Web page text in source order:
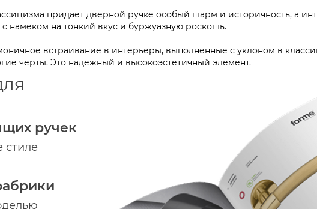
придаёт дверной ручке особый шарм и историчность, а
с намёком на тонкий вкус и буржуазную роскошь.
встраивание в интерьеры, выполненные с уклоном в
черты. Это надежный и высокоэстетичный элемент.
ручек
стиле